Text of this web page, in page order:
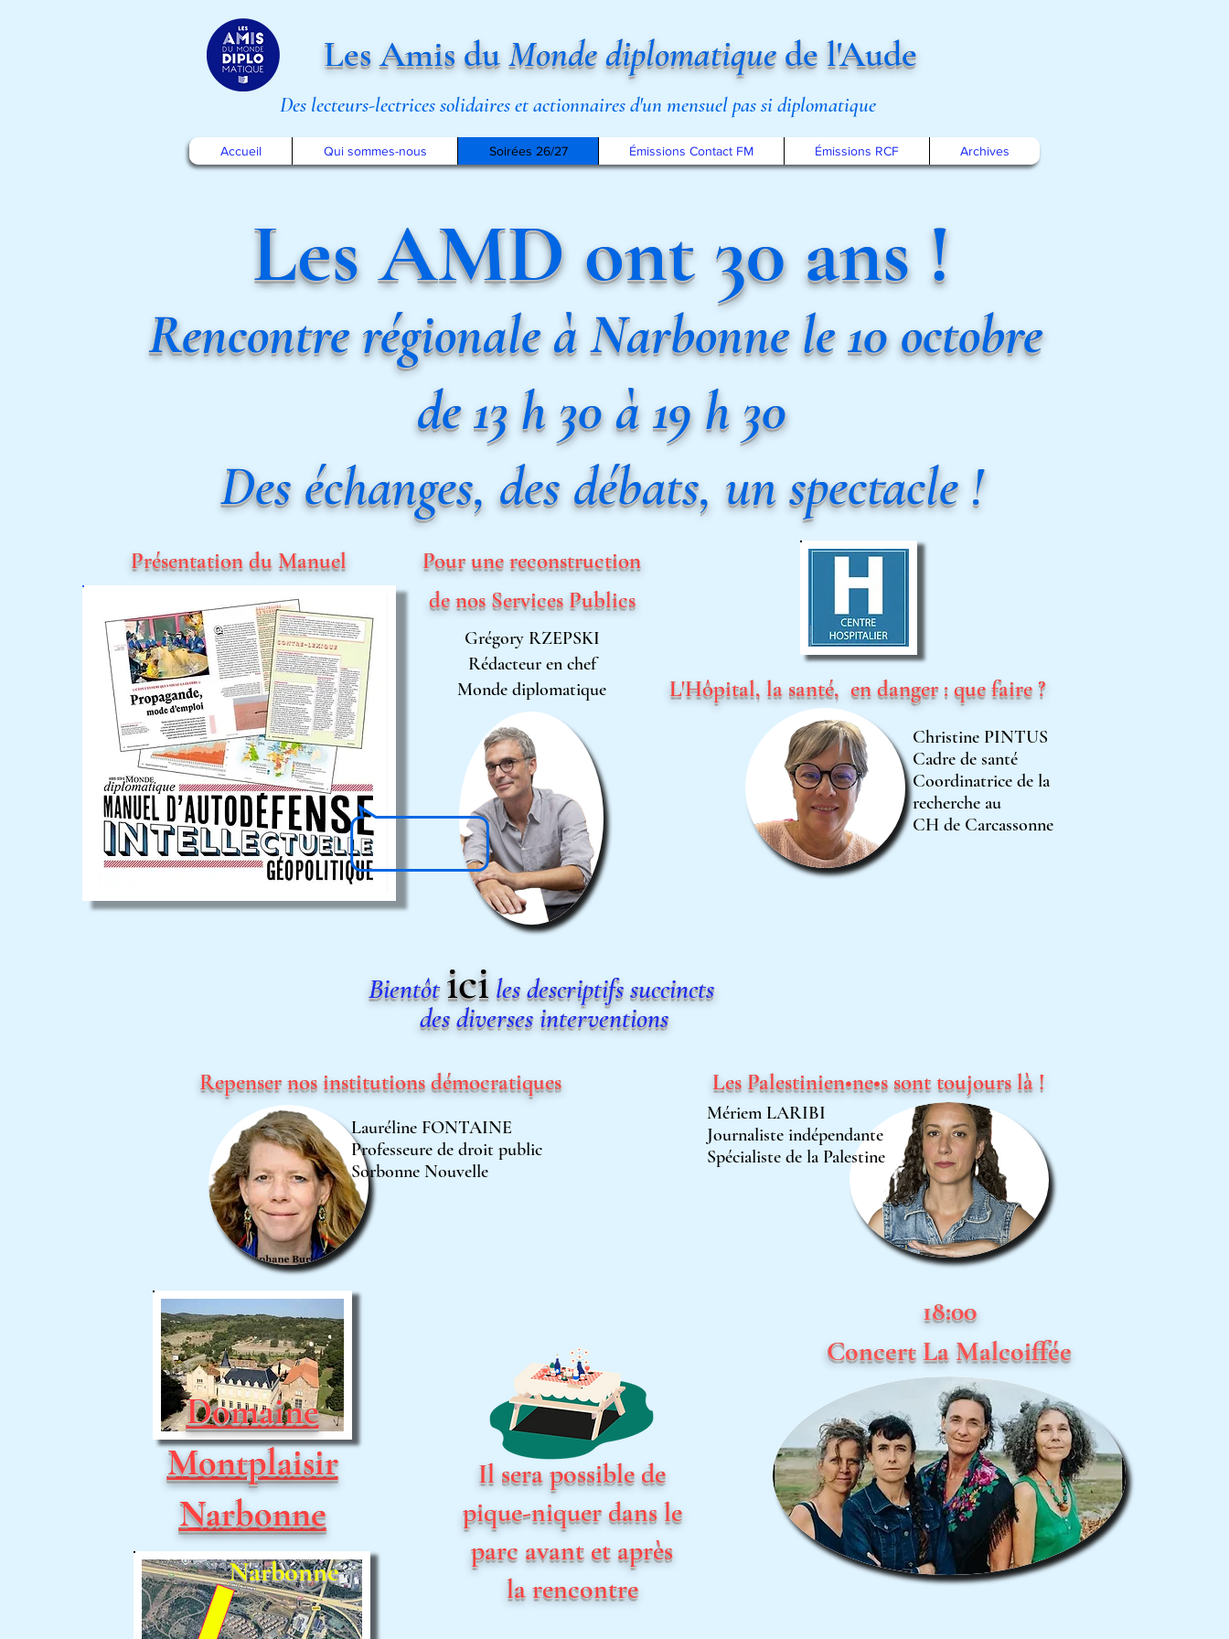
Les Amis duMonde diplomatiquede l'Aude
Des lecteurs-lectrices solidaires et actionnaires d'un mensuel pas si diplomatique
Accueil Qui sommes-nous Soirées 26/27 Émissions Contact FM Émissions RCF Archives
Les AMD ont 30 ans !
Rencontrerégionale à Narbonne le 10 octobre
de 13 h 30 à 19 h 30
Des échanges, des débats, un spectacle !
Présentationdu Manuel
Pour une reconstruction
de nos Services Publics
Grégory RZEPSKI
Rédacteur en chef
Monde diplomatique
L'Hôpital, la santé, en danger : que faire ?
Christine PINTUS
Cadre de santé
Coordinatrice de la
recherche au
CH de Carcassonne
Bientôt iciles descriptifs succincts
desdiversesinterventions
Repenser nos institutionsdémocratiques
Lauréline FONTAINE
Professeure de droit public
Sorbonne Nouvelle
Les Palestinien•ne•s sont toujours là !
Mériem LARIBI
Journaliste indépendante
Spécialiste de la Palestine
Domaine
Montplaisir
Narbonne
Narbonne
Il sera possible de
pique-niquer dans le
parc avant et après
la rencontre
18:00
Concert La Malcoiffée